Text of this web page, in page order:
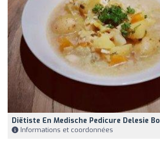
Diëtiste En Medische Pedicure Delesie Bo
Informations et coordonnées